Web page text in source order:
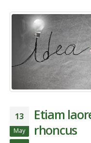
13
May
Etiam
rhoncus